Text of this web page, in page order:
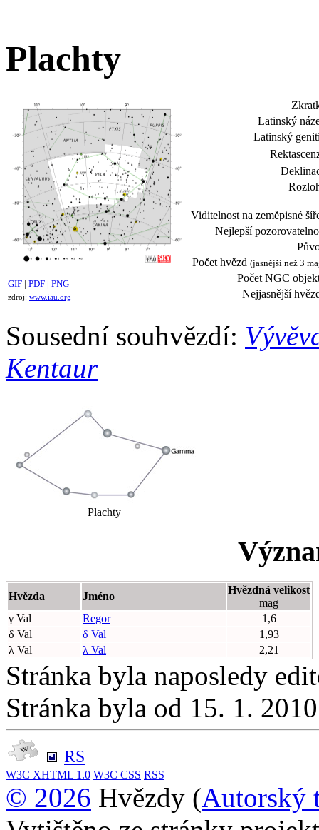
Plachty
GIF | PDF | PNG
zdroj: www.iau.org
Latinský
Latinský
Viditelnost na zeměpisné
Nejlepší
Počet hvězd (jasnější než 3
Počet NGC
Nejjasnější
Sousední souhvězdí:
Kentaur
Plachty
Hvězda Jméno
Hvězdná velikost
mag
γ Val
Regor
1,6
δ Val
δ Val
1,93
λ Val
λ Val 2,21
Stránka byla naposledy
Stránka byla od 15. 1.
RS
W3C XHTML 1.0 W3C CSS RSS
© 2026 Hvězdy (Autorský